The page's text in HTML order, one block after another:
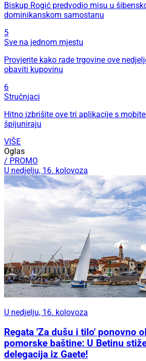
Biskup Rogić predvodio misu u
dominikanskom samostanu
5
Sve na jednom mjestu
Provjerite kako rade trgovine ove
obaviti kupovinu
6
Stručnjaci
Hitno izbrišite ove tri aplikacije s
špijuniraju
VIŠE
Oglas
/ PROMO
U nedjelju, 16. kolovoza
U nedjelju, 16. kolovoza
Regata 'Za dušu i tilo' ponovno
pomorske baštine: U Betinu
delegacija iz Gaete!